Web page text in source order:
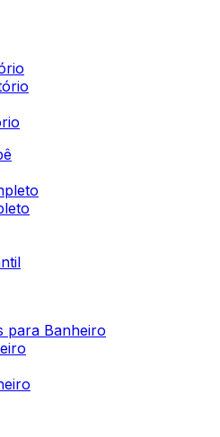
para Banheiro